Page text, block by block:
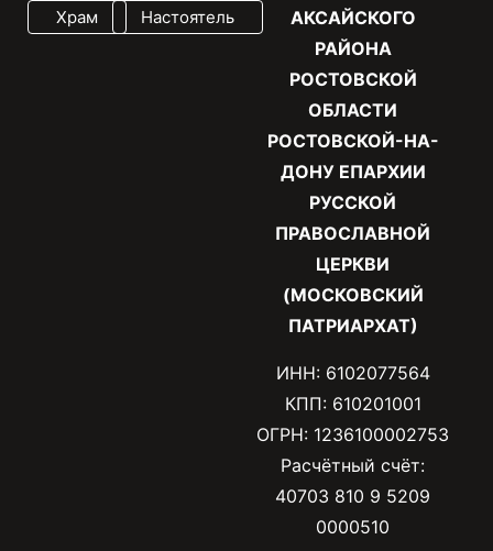
АКСАЙСКОГО
РАЙОНА
РОСТОВСКОЙ
ОБЛАСТИ
РОСТОВСКОЙ-НА-
ДОНУ ЕПАРХИИ
РУССКОЙ
ПРАВОСЛАВНОЙ
ЦЕРКВИ
(МОСКОВСКИЙ
ПАТРИАРХАТ)
ИНН: 6102077564
КПП: 610201001
ОГРН: 1236100002753
Расчётный счёт:
40703 810 9 5209
0000510
Храм Настоятель